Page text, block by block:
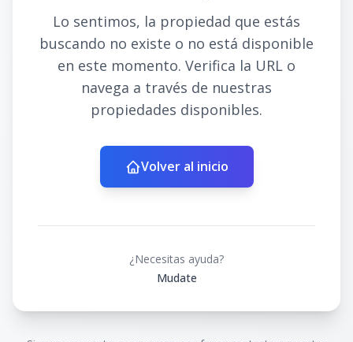
Lo sentimos, la propiedad que estás
buscando no existe o no está disponible
en este momento. Verifica la URL o
navega a través de nuestras
propiedades disponibles.
Volver al inicio
¿Necesitas ayuda?
Mudate